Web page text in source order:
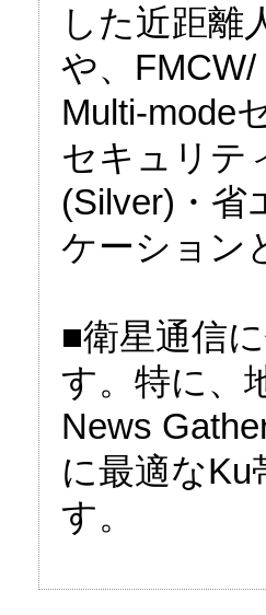
した近距離
や、
Multi-mode
セキュリテ
(Silver)・省
ケーション
■衛星通信
す。特に、
News
に最適なKu
す。